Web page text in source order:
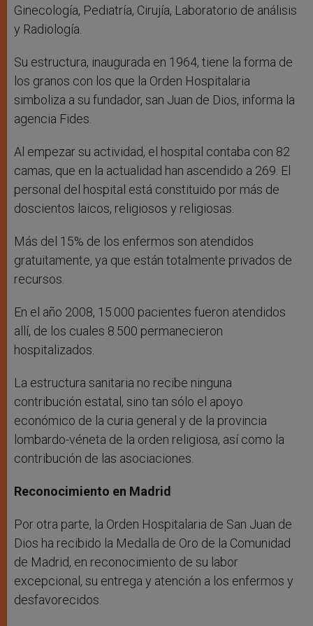
Ginecología, Pediatría, Cirujía, Laboratorio de análisis
y Radiología.
Su estructura, inaugurada en 1964, tiene la forma de
los granos con los que la Orden Hospitalaria
simboliza a su fundador, san Juan de Dios, informa la
agencia Fides.
Al empezar su actividad, el hospital contaba con 82
camas, que en la actualidad han ascendido a 269. El
personal del hospital está constituido por más de
doscientos laicos, religiosos y religiosas.
Más del 15% de los enfermos son atendidos
gratuitamente, ya que están totalmente privados de
recursos.
En el año 2008, 15.000 pacientes fueron atendidos
allí, de los cuales 8.500 permanecieron
hospitalizados.
La estructura sanitaria no recibe ninguna
contribución estatal, sino tan sólo el apoyo
económico de la curia general y de la provincia
lombardo-véneta de la orden religiosa, así como la
contribución de las asociaciones.
Reconocimiento en Madrid
Por otra parte, la Orden Hospitalaria de San Juan de
Dios ha recibido la Medalla de Oro de la Comunidad
de Madrid, en reconocimiento de su labor
excepcional, su entrega y atención a los enfermos y
desfavorecidos.